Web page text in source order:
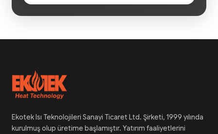
Ekotek Isı Teknolojileri Sanayi Ticaret Ltd. Şirketi, 1999 yılında
kurulmuş olup üretime başlamıştır. Yatırım faaliyetlerini